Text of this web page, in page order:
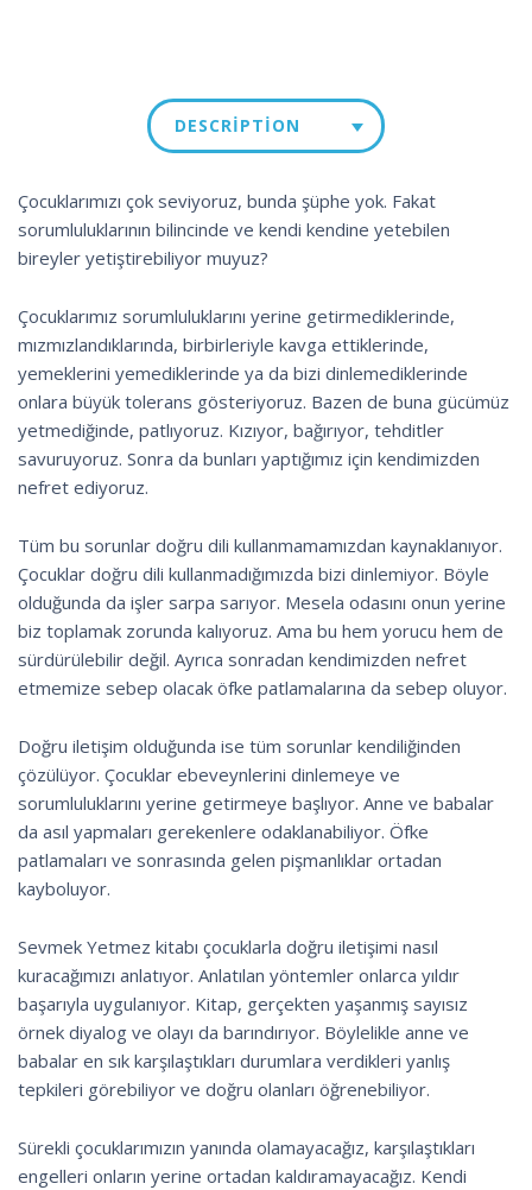
DESCRIPTION
Çocuklarımızı çok seviyoruz, bunda şüphe yok. Fakat
sorumluluklarının bilincinde ve kendi kendine yetebilen
bireyler yetiştirebiliyor muyuz?
Çocuklarımız sorumluluklarını yerine getirmediklerinde,
mızmızlandıklarında, birbirleriyle kavga ettiklerinde,
yemeklerini yemediklerinde ya da bizi dinlemediklerinde
onlara büyük tolerans gösteriyoruz. Bazen de buna gücümüz
yetmediğinde, patlıyoruz. Kızıyor, bağırıyor, tehditler
savuruyoruz. Sonra da bunları yaptığımız için kendimizden
nefret ediyoruz.
Tüm bu sorunlar doğru dili kullanmamamızdan kaynaklanıyor.
Çocuklar doğru dili kullanmadığımızda bizi dinlemiyor. Böyle
olduğunda da işler sarpa sarıyor. Mesela odasını onun yerine
biz toplamak zorunda kalıyoruz. Ama bu hem yorucu hem de
sürdürülebilir değil. Ayrıca sonradan kendimizden nefret
etmemize sebep olacak öfke patlamalarına da sebep oluyor.
Doğru iletişim olduğunda ise tüm sorunlar kendiliğinden
çözülüyor. Çocuklar ebeveynlerini dinlemeye ve
sorumluluklarını yerine getirmeye başlıyor. Anne ve babalar
da asıl yapmaları gerekenlere odaklanabiliyor. Öfke
patlamaları ve sonrasında gelen pişmanlıklar ortadan
kayboluyor.
Sevmek Yetmez kitabı çocuklarla doğru iletişimi nasıl
kuracağımızı anlatıyor. Anlatılan yöntemler onlarca yıldır
başarıyla uygulanıyor. Kitap, gerçekten yaşanmış sayısız
örnek diyalog ve olayı da barındırıyor. Böylelikle anne ve
babalar en sık karşılaştıkları durumlara verdikleri yanlış
tepkileri görebiliyor ve doğru olanları öğrenebiliyor.
Sürekli çocuklarımızın yanında olamayacağız, karşılaştıkları
engelleri onların yerine ortadan kaldıramayacağız. Kendi